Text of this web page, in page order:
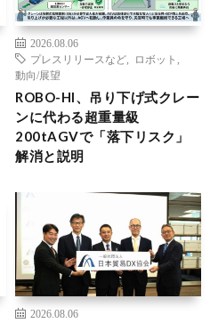
2026.08.06
プレスリリースなど
ロボット
動向/展望
ROBO-HI、吊り下げ式クレー
ンに代わる超重量級
200tAGVで「落下リスク」
解消と説明
2026.08.06